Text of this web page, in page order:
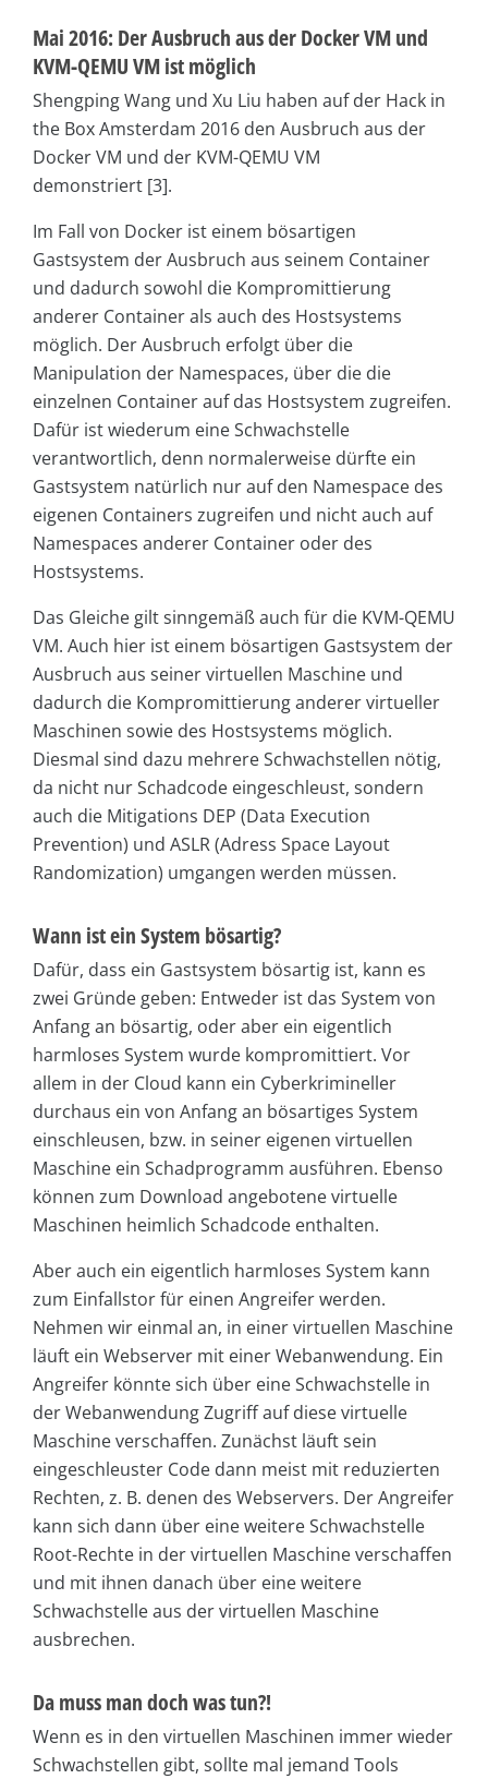
Mai 2016: Der Ausbruch aus der Docker VM und
KVM-QEMU VM ist möglich
Shengping Wang und Xu Liu haben auf der Hack in
the Box Amsterdam 2016 den Ausbruch aus der
Docker VM und der KVM-QEMU VM
demonstriert [3].
Im Fall von Docker ist einem bösartigen
Gastsystem der Ausbruch aus seinem Container
und dadurch sowohl die Kompromittierung
anderer Container als auch des Hostsystems
möglich. Der Ausbruch erfolgt über die
Manipulation der Namespaces, über die die
einzelnen Container auf das Hostsystem zugreifen.
Dafür ist wiederum eine Schwachstelle
verantwortlich, denn normalerweise dürfte ein
Gastsystem natürlich nur auf den Namespace des
eigenen Containers zugreifen und nicht auch auf
Namespaces anderer Container oder des
Hostsystems.
Das Gleiche gilt sinngemäß auch für die KVM-QEMU
VM. Auch hier ist einem bösartigen Gastsystem der
Ausbruch aus seiner virtuellen Maschine und
dadurch die Kompromittierung anderer virtueller
Maschinen sowie des Hostsystems möglich.
Diesmal sind dazu mehrere Schwachstellen nötig,
da nicht nur Schadcode eingeschleust, sondern
auch die Mitigations DEP (Data Execution
Prevention) und ASLR (Adress Space Layout
Randomization) umgangen werden müssen.
Wann ist ein System bösartig?
Dafür, dass ein Gastsystem bösartig ist, kann es
zwei Gründe geben: Entweder ist das System von
Anfang an bösartig, oder aber ein eigentlich
harmloses System wurde kompromittiert. Vor
allem in der Cloud kann ein Cyberkrimineller
durchaus ein von Anfang an bösartiges System
einschleusen, bzw. in seiner eigenen virtuellen
Maschine ein Schadprogramm ausführen. Ebenso
können zum Download angebotene virtuelle
Maschinen heimlich Schadcode enthalten.
Aber auch ein eigentlich harmloses System kann
zum Einfallstor für einen Angreifer werden.
Nehmen wir einmal an, in einer virtuellen Maschine
läuft ein Webserver mit einer Webanwendung. Ein
Angreifer könnte sich über eine Schwachstelle in
der Webanwendung Zugriff auf diese virtuelle
Maschine verschaffen. Zunächst läuft sein
eingeschleuster Code dann meist mit reduzierten
Rechten, z. B. denen des Webservers. Der Angreifer
kann sich dann über eine weitere Schwachstelle
Root-Rechte in der virtuellen Maschine verschaffen
und mit ihnen danach über eine weitere
Schwachstelle aus der virtuellen Maschine
ausbrechen.
Da muss man doch was tun?!
Wenn es in den virtuellen Maschinen immer wieder
Schwachstellen gibt, sollte mal jemand Tools